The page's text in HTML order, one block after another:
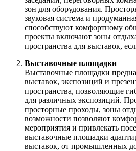
зон для оборудования.
звуковая система и
способствуют комфортному
проекты включают зоны
пространства для выставок,
Выставочные площадки
Выставочные площадки
выставок, экспозиций и
пространства, позволяющие
для различных экспозиций.
просторные проходы, зоны
возможности позволяют
мероприятия и привлекать
выставочные площадки
выставок, от промышленных